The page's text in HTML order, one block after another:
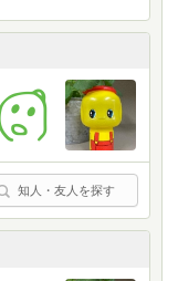
知人・友人を探す